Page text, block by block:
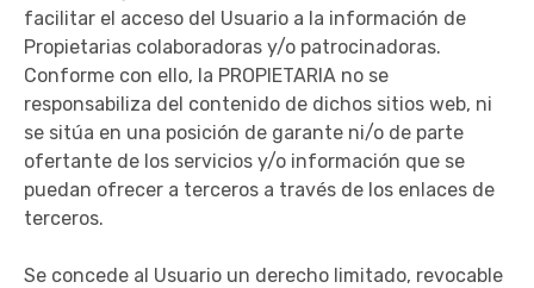
facilitar el acceso del Usuario a la información de
Propietarias colaboradoras y/o patrocinadoras.
Conforme con ello, la PROPIETARIA no se
responsabiliza del contenido de dichos sitios web, ni
se sitúa en una posición de garante ni/o de parte
ofertante de los servicios y/o información que se
puedan ofrecer a terceros a través de los enlaces de
terceros.
Se concede al Usuario un derecho limitado, revocable